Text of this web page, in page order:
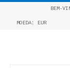
BEM-
MOEDA: EUR